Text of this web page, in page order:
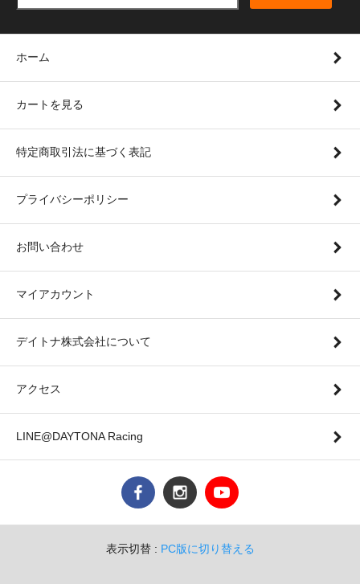
ホーム
カートを見る
特定商取引法に基づく表記
プライバシーポリシー
お問い合わせ
マイアカウント
デイトナ株式会社について
アクセス
LINE@DAYTONA Racing
表示切替 : PC版に切り替える